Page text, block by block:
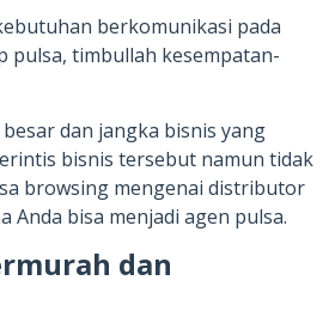
berkomunikasi pada
pulsa, timbullah kesempatan-
dan jangka bisnis yang
bisnis tersebut namun tidak
browsing mengenai distributor
Anda bisa menjadi agen pulsa.
dan